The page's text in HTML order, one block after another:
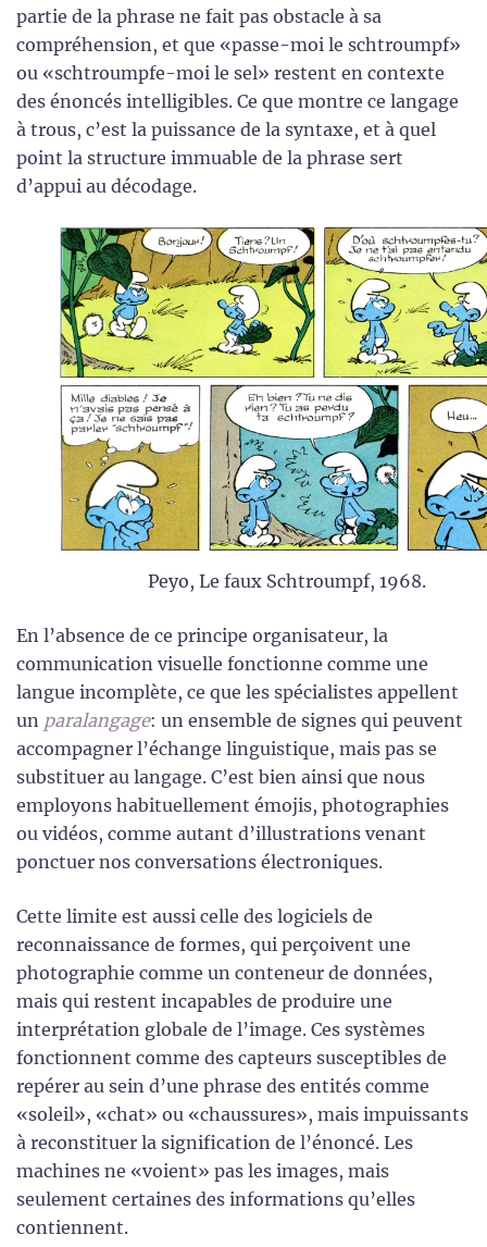
partie de la phrase ne fait pas obstacle à sa
compréhension, et que «passe-moi le schtroumpf»
ou «schtroumpfe-moi le sel» restent en contexte
des énoncés intelligibles. Ce que montre ce langage
à trous, c’est la puissance de la syntaxe, et à quel
point la structure immuable de la phrase sert
d’appui au décodage.
Peyo, Le faux Schtroumpf, 1968.
En l’absence de ce principe organisateur, la
communication visuelle fonctionne comme une
langue incomplète, ce que les spécialistes appellent
un paralangage: un ensemble de signes qui peuvent
accompagner l’échange linguistique, mais pas se
substituer au langage. C’est bien ainsi que nous
employons habituellement émojis, photographies
ou vidéos, comme autant d’illustrations venant
ponctuer nos conversations électroniques.
Cette limite est aussi celle des logiciels de
reconnaissance de formes, qui perçoivent une
photographie comme un conteneur de données,
mais qui restent incapables de produire une
interprétation globale de l’image. Ces systèmes
fonctionnent comme des capteurs susceptibles de
repérer au sein d’une phrase des entités comme
«soleil», «chat» ou «chaussures», mais impuissants
à reconstituer la signification de l’énoncé. Les
machines ne «voient» pas les images, mais
seulement certaines des informations qu’elles
contiennent.